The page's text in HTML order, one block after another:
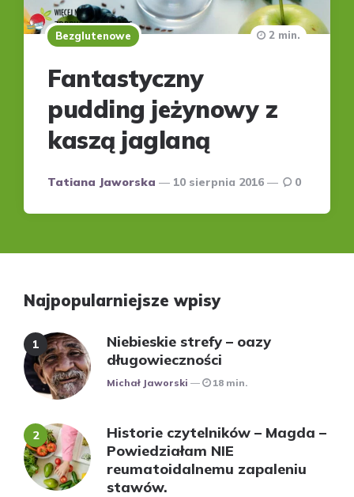
Bezglutenowe
Fantastyczny
pudding jeżynowy z
kaszą jaglaną
Posted
Tatiana Jaworska 10 sierpnia 2016
2 min.
0
Najpopularniejsze wpisy
Niebieskie strefy – oazy
długowieczności
Posted
Michał Jaworski 18 min.
Historie czytelników – Magda –
Powiedziałam NIE
reumatoidalnemu zapaleniu
stawów.